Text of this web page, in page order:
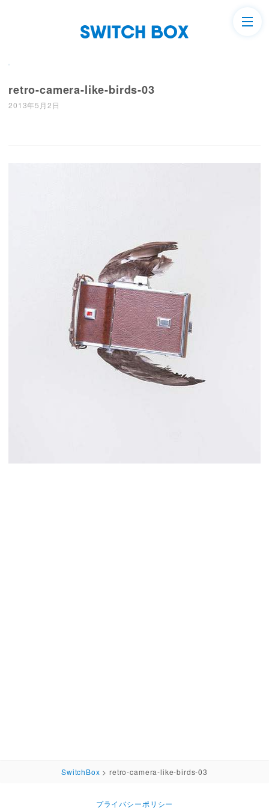
retro-camera-like-birds-03
2013年5月2日
SwitchBox >retro-camera-like-birds-03
プライバシーポリシー